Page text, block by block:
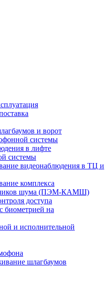
и ворот
системы
в лифте
системы
видеонаблюдения в ТЦ и
комплекса
шума (ПЭМ-КАМШ)
доступа
биометрией на
и исполнительной
шлагбаумов